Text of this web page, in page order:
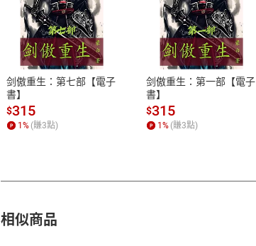
付款方式
ATM轉帳、信用卡、LINE PAY、AFTEE
本
除
剑傲重生：第七部【電子
書】
$315
1 % (賺3點)
剑傲重生：第一部【電子
書】
$315
1 % (賺3點)
相似商品